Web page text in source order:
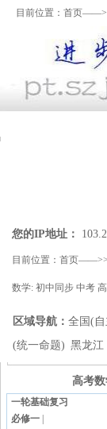
目前位置： 首页
您的IP地址：
目前位置： 首页——>>
数学: 初中同步 中考
区域导航： 全国(
(统一命题) 黑龙江
高考
一轮基础复习
必修一